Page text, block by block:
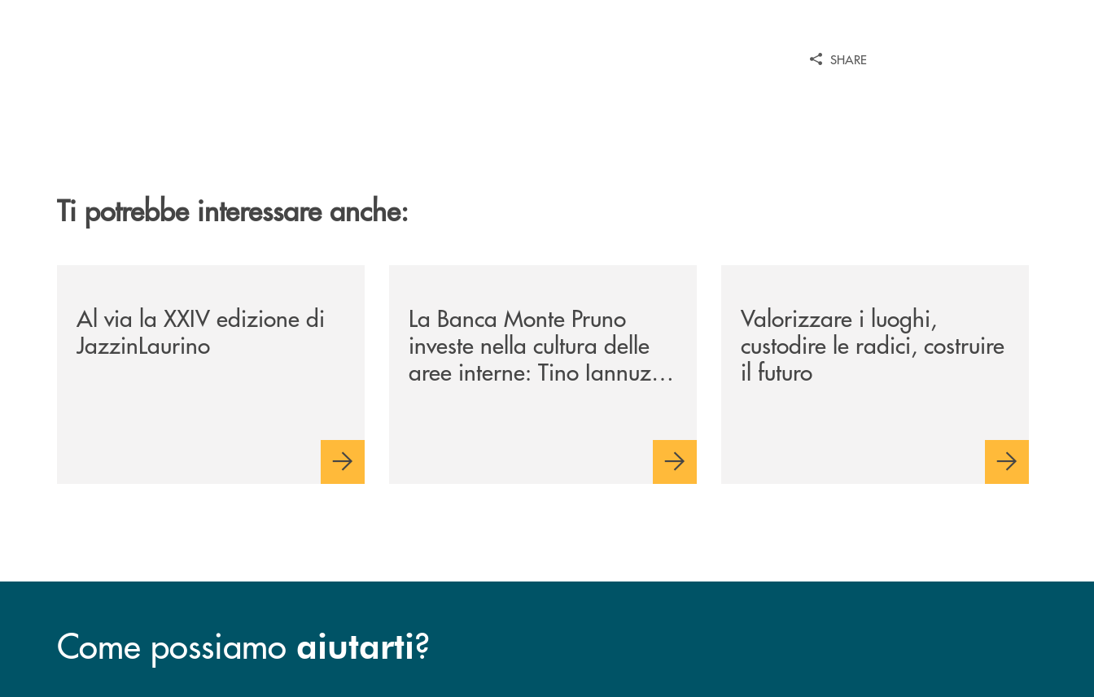
SHARE
Ti potrebbe interessare anche:
Al via la XXIV edizione di
JazzinLaurino
La Banca Monte Pruno
investe nella cultura delle
aree interne: Tino Iannuzzi
Valorizzare i luoghi,
custodire le radici, costruire
il futuro
Come possiamo aiutarti?